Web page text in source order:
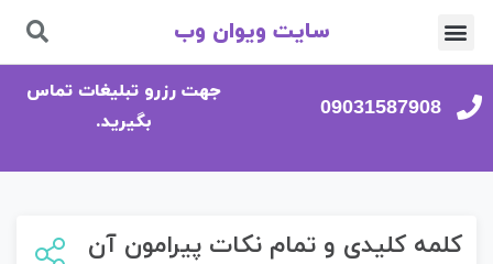
سایت ویوان وب
09031587908
جهت رزرو تبلیغات تماس
بگیرید.
کلمه کلیدی و تمام نکات پیرامون آن